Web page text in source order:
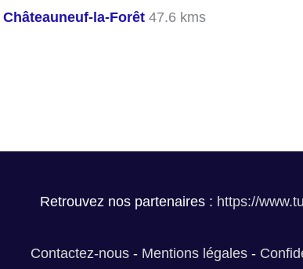
Châteauneuf-la-Forêt 47.6 kms
Retrouvez nos partenaires : https://
Contactez-nous- Mentions légales-